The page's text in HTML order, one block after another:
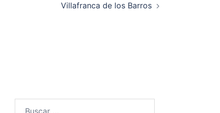
Villafranca de los Barros